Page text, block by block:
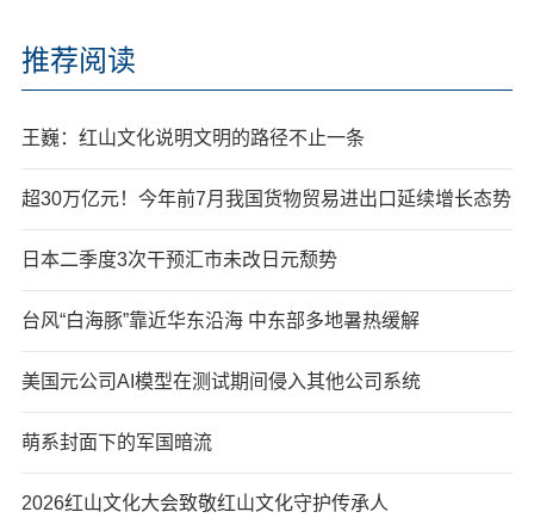
推荐阅读
王巍：红山文化说明文明的路径不止一条
超30万亿元！今年前7月我国货物贸易进出口延续增长态势
日本二季度3次干预汇市未改日元颓势
台风“白海豚”靠近华东沿海 中东部多地暑热缓解
美国元公司AI模型在测试期间侵入其他公司系统
萌系封面下的军国暗流
2026红山文化大会致敬红山文化守护传承人